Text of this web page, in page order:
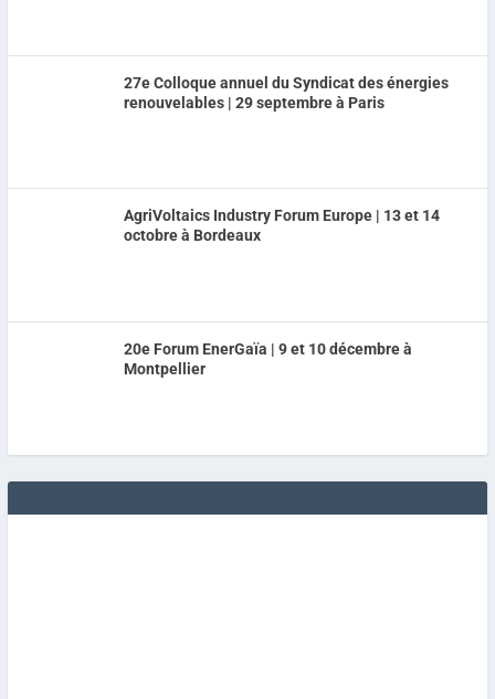
27e Colloque annuel du Syndicat des énergies
renouvelables | 29 septembre à Paris
AgriVoltaics Industry Forum Europe | 13 et 14
octobre à Bordeaux
20e Forum EnerGaïa | 9 et 10 décembre à
Montpellier